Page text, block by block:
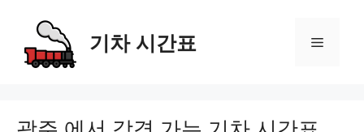
content
기차 시간표 Menu